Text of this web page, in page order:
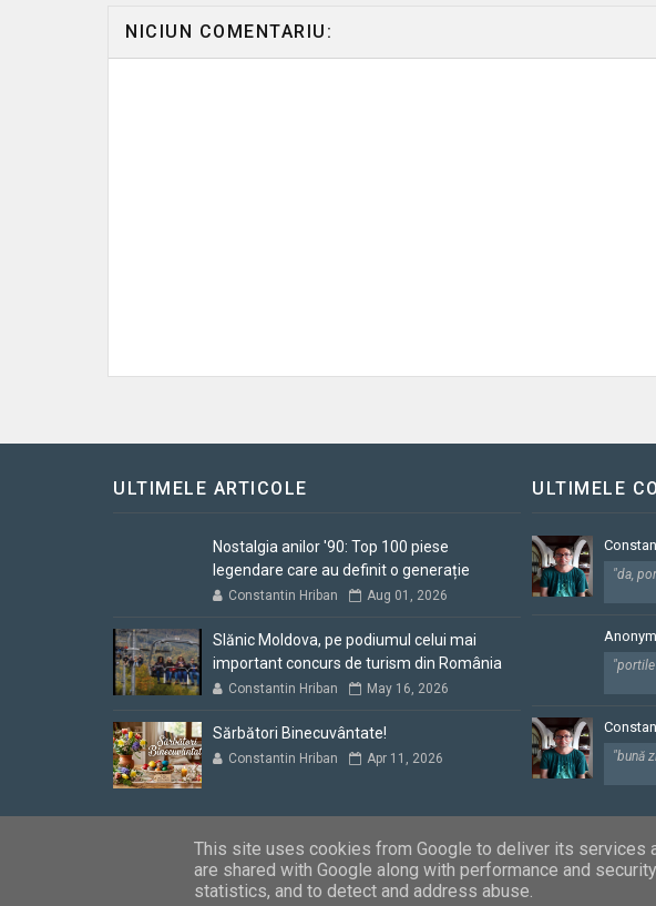
NICIUN COMENTARIU:
ULTIMELE ARTICOLE
Nostalgia anilor '90: Top 100 piese
legendare care au definit o generație
Constantin Hriban Aug 01, 2026
Slănic Moldova, pe podiumul celui mai
important concurs de turism din România
Constantin Hriban May 16, 2026
Sărbători Binecuvântate!
Constantin Hriban Apr 11, 2026
ULTIMELE
"da,
"bună
Blogul lui ConstantinCopyright © 2012 - 2026. Toate drepturile rezervate
This site uses cookies from Google to deliver its services
are shared with Google along with performance and
statistics, and to detect and address abuse.